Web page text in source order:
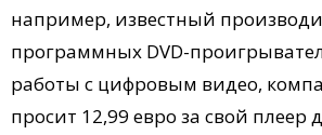
например, известный
программных DVD-
работы с цифровым видео,
просит 12,99 евро за свой плеер